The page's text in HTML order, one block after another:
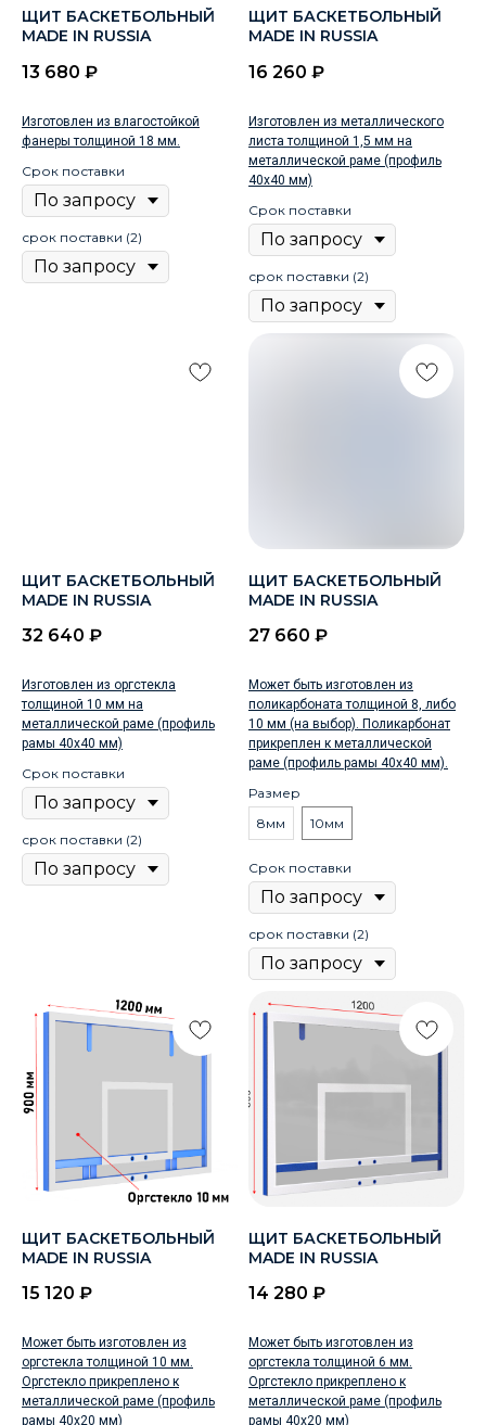
ЩИТ БАСКЕТБОЛЬНЫЙ
MADE IN RUSSIA
13 680 ₽
Изготовлен из влагостойкой
фанеры толщиной 18 мм.
Срок поставки
срок поставки (2)
ЩИТ БАСКЕТБОЛЬНЫЙ
MADE IN RUSSIA
16 260 ₽
Изготовлен из металлического
листа толщиной 1,5 мм на
металлической раме (профиль
40х40 мм)
Срок поставки
срок поставки (2)
ЩИТ БАСКЕТБОЛЬНЫЙ
MADE IN RUSSIA
32 640 ₽
Изготовлен из оргстекла
толщиной 10 мм на
металлической раме (профиль
рамы 40х40 мм)
Срок поставки
срок поставки (2)
ЩИТ БАСКЕТБОЛЬНЫЙ
MADE IN RUSSIA
27 660 ₽
Может быть изготовлен из
поликарбоната толщиной 8, либо
10 мм (на выбор). Поликарбонат
прикреплен к металлической
раме (профиль рамы 40х40 мм).
Размер
8мм
10мм
Срок поставки
срок поставки (2)
ЩИТ БАСКЕТБОЛЬНЫЙ
MADE IN RUSSIA
15 120 ₽
Может быть изготовлен из
оргстекла толщиной 10 мм.
Оргстекло прикреплено к
металлической раме (профиль
рамы 40х20 мм)
ЩИТ БАСКЕТБОЛЬНЫЙ
MADE IN RUSSIA
14 280 ₽
Может быть изготовлен из
оргстекла толщиной 6 мм.
Оргстекло прикреплено к
металлической раме (профиль
рамы 40х20 мм)